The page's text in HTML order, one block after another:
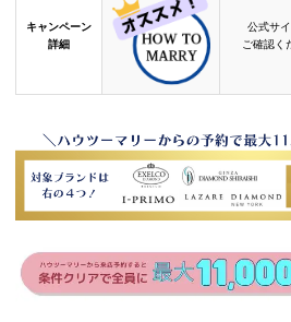
キャンペーン
詳細
公式サ
ご確認く